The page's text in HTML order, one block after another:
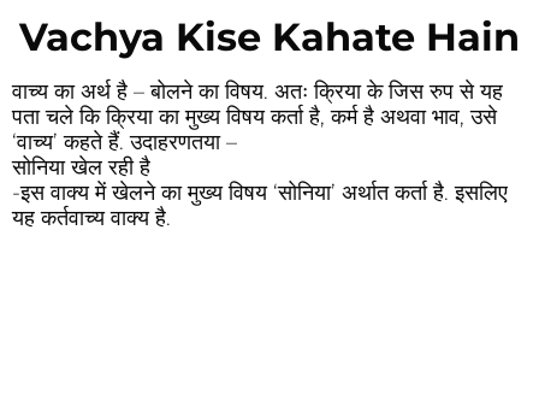
Vachya Kise Kahate Hain
वाच्य का अर्थ है – बोलने का विषय. अतः क्रिया के जिस रुप से यह
पता चले कि क्रिया का मुख्य विषय कर्ता है, कर्म है अथवा भाव, उसे
‘वाच्य’ कहते हैं. उदाहरणतया –
सोनिया खेल रही है
-इस वाक्य में खेलने का मुख्य विषय ‘सोनिया’ अर्थात कर्ता है. इसलिए
यह कर्तवाच्य वाक्य है.